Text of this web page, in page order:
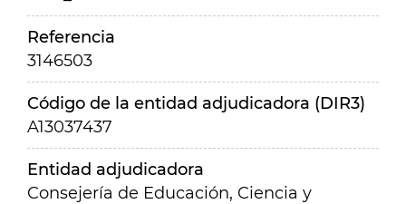
Referencia
3146503
Código de la entidad adjudicadora (DIR3)
A13037437
Entidad adjudicadora
Consejería de Educación, Ciencia y